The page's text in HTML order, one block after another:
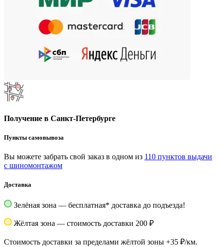
Получение в Санкт-Петербурге
Пункты самовывоза
Вы можете забрать свой заказ в одном из 110 пунктов выдачи
с шиномонтажом
Доставка
Зелёная зона — бесплатная* доставка до подъезда!
Жёлтая зона — стоимость доставки 200 ₽
Стоимость доставки за пределами жёлтой зоны +35 ₽/км.